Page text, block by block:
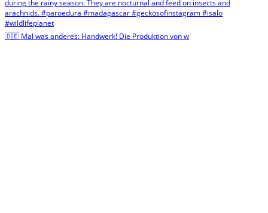
🇩🇪 Mal was anderes: Handwerk! Die Produktion von w